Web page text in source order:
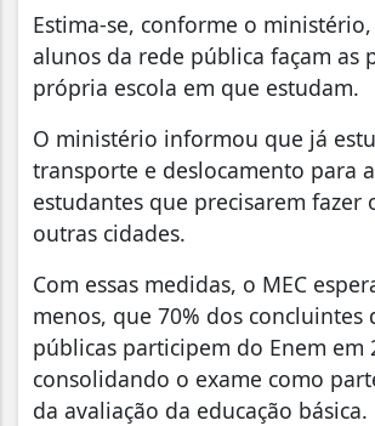
Estima-se, conforme o
alunos da rede pública façam as
própria escola em que estudam.
O ministério informou que já
transporte e deslocamento para
estudantes que precisarem fazer
outras cidades.
Com essas medidas, o MEC
menos, que 70% dos concluintes
públicas participem do Enem em
consolidando o exame como
da avaliação da educação básica.